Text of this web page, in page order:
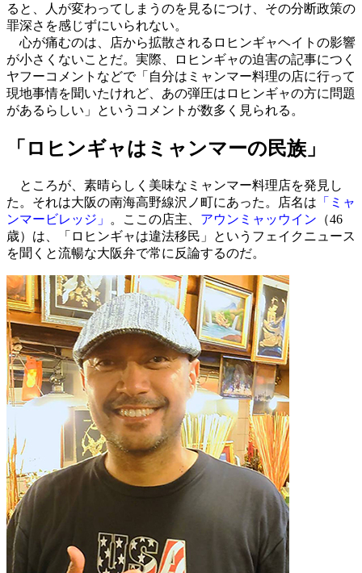
ると、人が変わってしまうのを見るにつけ、その分断政策の
罪深さを感じずにいられない。
心が痛むのは、店から拡散されるロヒンギャヘイトの影響
が小さくないことだ。実際、ロヒンギャの迫害の記事につく
ヤフーコメントなどで「自分はミャンマー料理の店に行って
現地事情を聞いたけれど、あの弾圧はロヒンギャの方に問題
があるらしい」というコメントが数多く見られる。
「ロヒンギャはミャンマーの民族」
ところが、素晴らしく美味なミャンマー料理店を発見し
た。それは大阪の南海高野線沢ノ町にあった。店名は 「ミャ
ンマービレッジ」
。ここの店主、 アウンミャッウイン （46
歳）は、「ロヒンギャは違法移民」というフェイクニュース
を聞くと流暢な大阪弁で常に反論するのだ。